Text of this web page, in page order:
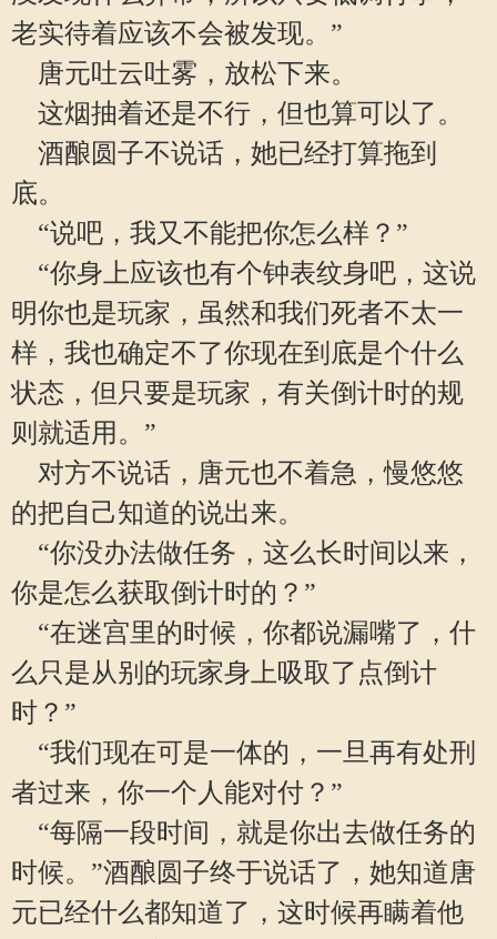
老实待着应该不会被发现。”
唐元吐云吐雾，放松下来。
这烟抽着还是不行，但也算可以了。
酒酿圆子不说话，她已经打算拖到
底。
“说吧，我又不能把你怎么样？”
“你身上应该也有个钟表纹身吧，这说
明你也是玩家，虽然和我们死者不太一
样，我也确定不了你现在到底是个什么
状态，但只要是玩家，有关倒计时的规
则就适用。”
对方不说话，唐元也不着急，慢悠悠
的把自己知道的说出来。
“你没办法做任务，这么长时间以来，
你是怎么获取倒计时的？”
“在迷宫里的时候，你都说漏嘴了，什
么只是从别的玩家身上吸取了点倒计
时？”
“我们现在可是一体的，一旦再有处刑
者过来，你一个人能对付？”
“每隔一段时间，就是你出去做任务的
时候。”酒酿圆子终于说话了，她知道唐
元已经什么都知道了，这时候再瞒着他